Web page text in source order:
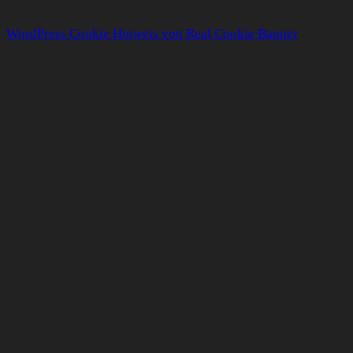
WordPress Cookie Hinweis von Real Cookie Banner